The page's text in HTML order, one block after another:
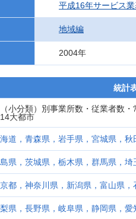
平成16年サービス
地域編
2004年
統計
小分類）別事業所数・従業者数
大都市
道，青森県，岩手県，宮城県，秋
県，茨城県，栃木県，群馬県，埼
都，神奈川県，新潟県，富山県，
県，長野県，岐阜県，静岡県，愛